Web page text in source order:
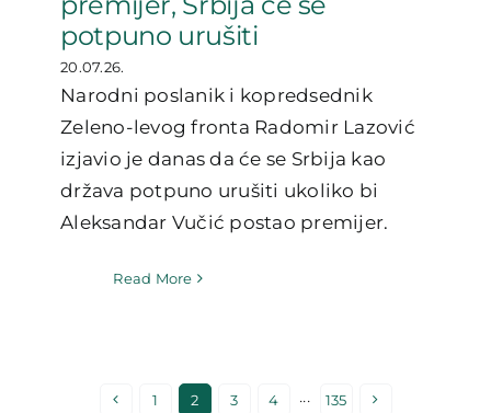
potpuno urušiti
20.07.26.
Narodni poslanik i kopredsednik
Zeleno-levog fronta Radomir Lazović
izjavio je danas da će se Srbija kao
država potpuno urušiti ukoliko bi
Aleksandar Vučić postao premijer.
Read More
1 2 3 4 ··· 135